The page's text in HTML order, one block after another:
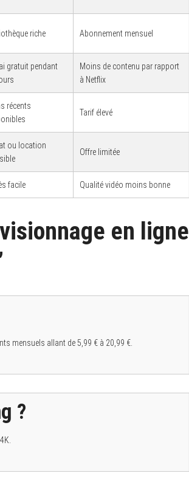
riche Abonnement mensuel
gratuit pendant
Moins de contenu par rapport
à Netflix
récents
Tarif élevé
ou location
Offre limitée
facile Qualité vidéo moins bonne
en ligne
mensuels allant de 5,99 € à 20,99 €.
?